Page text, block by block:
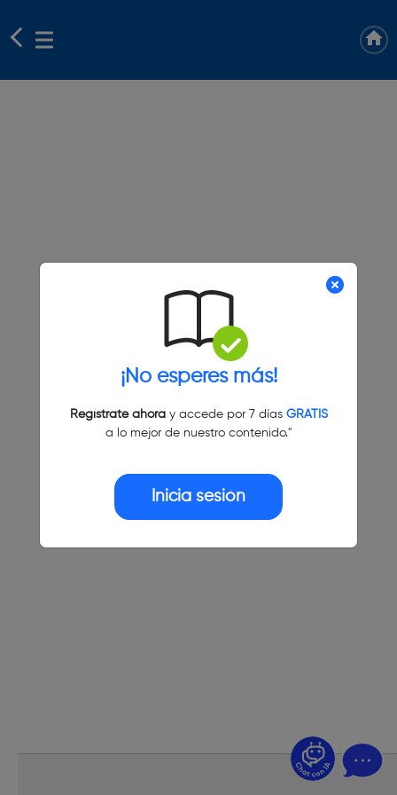
¡No esperes más!
Regístrate ahoray accede por 7 días GRATIS
a lo mejor de nuestro contenido."
Inicia sesión